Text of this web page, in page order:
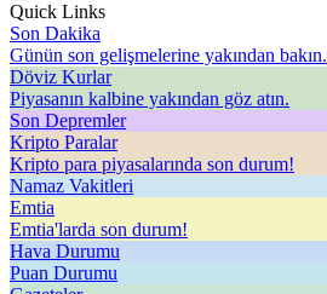
Quick Links
Son Dakika
Günün son gelişmelerine yakından bakın.
Döviz Kurlar
Piyasanın kalbine yakından göz atın.
Son Depremler
Kripto Paralar
Kripto para piyasalarında son durum!
Namaz Vakitleri
Emtia
Emtia'larda son durum!
Hava Durumu
Puan Durumu